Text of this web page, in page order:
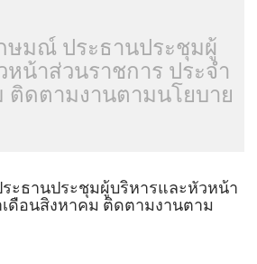
ษมณ์ ประธานประชุมผู้
น้าส่วนราชการ ประจำ
ติดตามงานตามนโยบาย
ะธานประชุมผู้บริหารและหัวหน้า
ดือนสิงหาคม ติดตามงานตาม